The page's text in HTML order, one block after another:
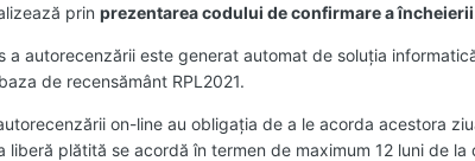
prin prezentarea codului de confirmare a
a autorecenzării este generat automat de soluţia
de recensământ RPL2021.
on-line au obligaţia de a le acorda acestora
plătită se acordă în termen de maximum 12 luni de